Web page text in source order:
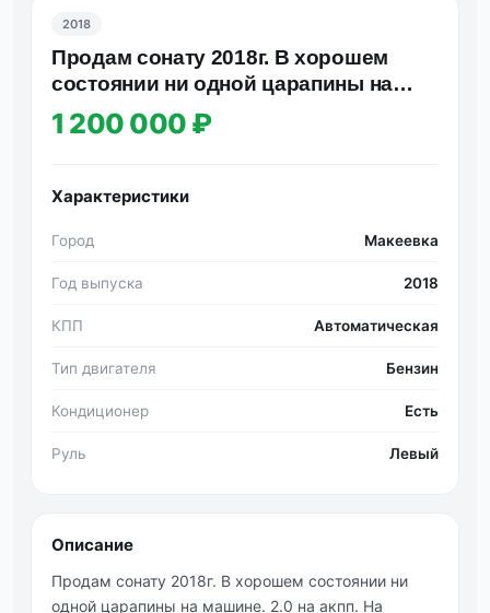
2018
Продам сонату 2018г. В хорошем
состоянии ни одной царапины на
машине. 2.0 на акпп. На отли…
1 200 000 ₽
Характеристики
Город Макеевка
Год выпуска 2018
КПП Автоматическая
Тип двигателя Бензин
Кондиционер Есть
Руль Левый
Описание
Продам сонату 2018г. В хорошем состоянии ни
одной царапины на машине. 2.0 на акпп. На